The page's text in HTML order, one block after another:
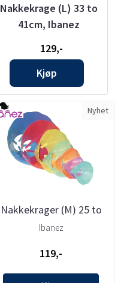
Nakkekrage (L) 33 to
41cm, Ibanez
129,-
Kjøp
Nyhet
Nakkekrager (M) 25 to
33cm, Ibanez
Ibanez
119,-